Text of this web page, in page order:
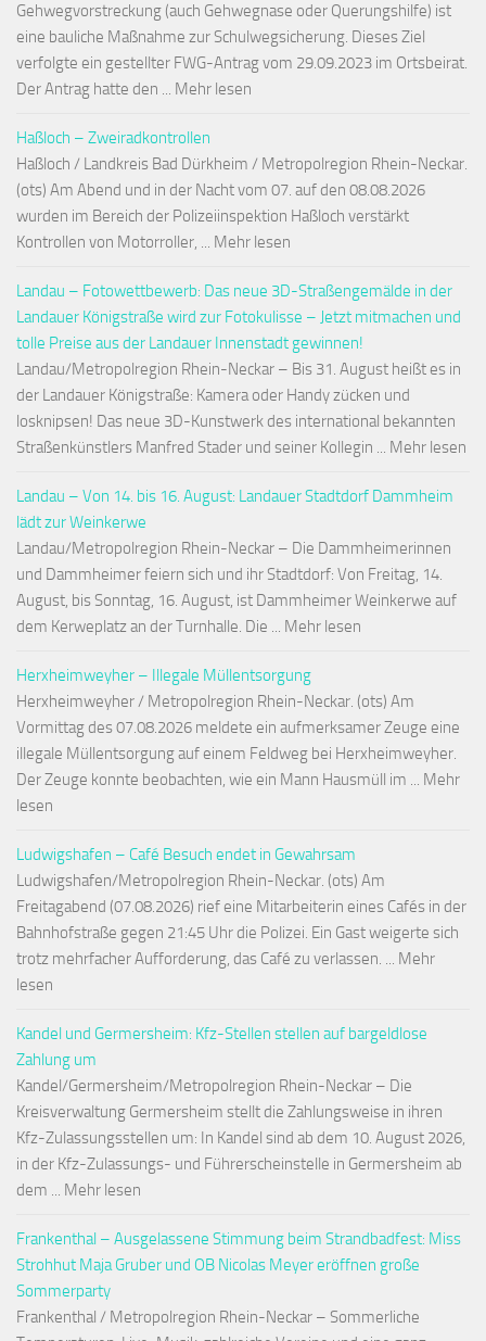
Gehwegvorstreckung (auch Gehwegnase oder Querungshilfe) ist
eine bauliche Maßnahme zur Schulwegsicherung. Dieses Ziel
verfolgte ein gestellter FWG-Antrag vom 29.09.2023 im Ortsbeirat.
Der Antrag hatte den ... Mehr lesen
Haßloch – Zweiradkontrollen
Haßloch / Landkreis Bad Dürkheim / Metropolregion Rhein-Neckar.
(ots) Am Abend und in der Nacht vom 07. auf den 08.08.2026
wurden im Bereich der Polizeiinspektion Haßloch verstärkt
Kontrollen von Motorroller, ... Mehr lesen
Landau – Fotowettbewerb: Das neue 3D-Straßengemälde in der
Landauer Königstraße wird zur Fotokulisse – Jetzt mitmachen und
tolle Preise aus der Landauer Innenstadt gewinnen!
Landau/Metropolregion Rhein-Neckar – Bis 31. August heißt es in
der Landauer Königstraße: Kamera oder Handy zücken und
losknipsen! Das neue 3D-Kunstwerk des international bekannten
Straßenkünstlers Manfred Stader und seiner Kollegin ... Mehr lesen
Landau – Von 14. bis 16. August: Landauer Stadtdorf Dammheim
lädt zur Weinkerwe
Landau/Metropolregion Rhein-Neckar – Die Dammheimerinnen
und Dammheimer feiern sich und ihr Stadtdorf: Von Freitag, 14.
August, bis Sonntag, 16. August, ist Dammheimer Weinkerwe auf
dem Kerweplatz an der Turnhalle. Die ... Mehr lesen
Herxheimweyher – Illegale Müllentsorgung
Herxheimweyher / Metropolregion Rhein-Neckar. (ots) Am
Vormittag des 07.08.2026 meldete ein aufmerksamer Zeuge eine
illegale Müllentsorgung auf einem Feldweg bei Herxheimweyher.
Der Zeuge konnte beobachten, wie ein Mann Hausmüll im ... Mehr
lesen
Ludwigshafen – Café Besuch endet in Gewahrsam
Ludwigshafen/Metropolregion Rhein-Neckar. (ots) Am
Freitagabend (07.08.2026) rief eine Mitarbeiterin eines Cafés in der
Bahnhofstraße gegen 21:45 Uhr die Polizei. Ein Gast weigerte sich
trotz mehrfacher Aufforderung, das Café zu verlassen. ... Mehr
lesen
Kandel und Germersheim: Kfz-Stellen stellen auf bargeldlose
Zahlung um
Kandel/Germersheim/Metropolregion Rhein-Neckar – Die
Kreisverwaltung Germersheim stellt die Zahlungsweise in ihren
Kfz-Zulassungsstellen um: In Kandel sind ab dem 10. August 2026,
in der Kfz-Zulassungs- und Führerscheinstelle in Germersheim ab
dem ... Mehr lesen
Frankenthal – Ausgelassene Stimmung beim Strandbadfest: Miss
Strohhut Maja Gruber und OB Nicolas Meyer eröffnen große
Sommerparty
Frankenthal / Metropolregion Rhein-Neckar – Sommerliche